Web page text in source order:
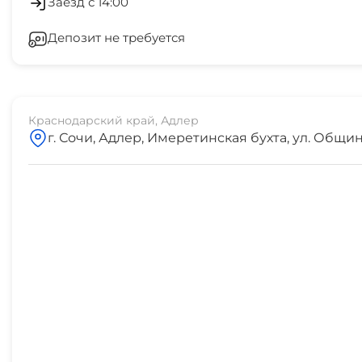
5 мин
рынок
Зеленый двор
Депозит не требуется
Краснодарский край, Адлер
г. Сочи, Адлер, Имеретинская бухта, ул.